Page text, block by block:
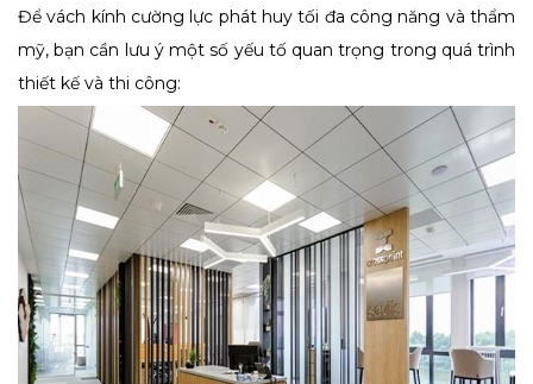
Để vách kính cường lực phát huy tối đa công năng và thẩm
mỹ, bạn cần lưu ý một số yếu tố quan trọng trong quá trình
thiết kế và thi công: